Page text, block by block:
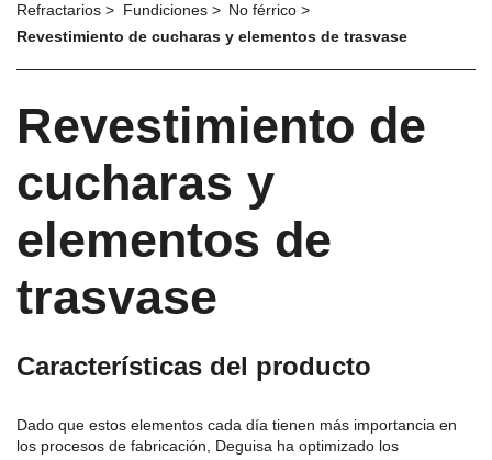
Refractarios Fundiciones
No férrico
Revestimiento de cucharas y elementos de trasvase
Revestimiento de
cucharas y
elementos de
trasvase
Características del producto
Dado que estos elementos cada día tienen más importancia en
los procesos de fabricación, Deguisa ha optimizado los